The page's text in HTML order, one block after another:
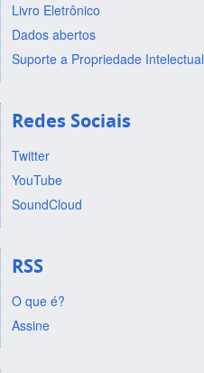
Livro Eletrônico
Dados abertos
Suporte a Propriedade Intelectual
Redes Sociais
Twitter
YouTube
SoundCloud
RSS
O que é?
Assine